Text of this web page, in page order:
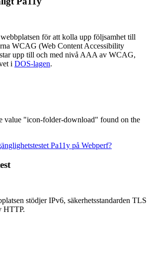
för att kolla upp följsamhet till
WCAG (Web Content Accessibility
upp till och med nivå AAA av WCAG,
i DOS-lagen.
value "icon-folder-download" found on the
Pa11y på Webperf?
stödjer IPv6, säkerhets­standarden TLS
HTTP.